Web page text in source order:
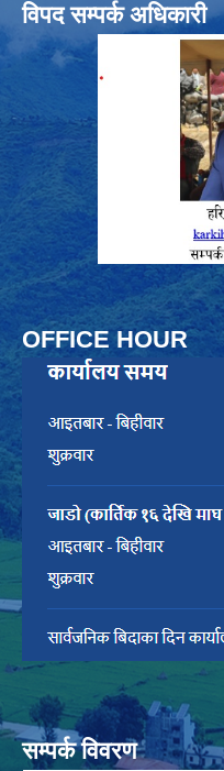
विपद सम्पर्क अधिकारी
OFFICE HOUR
सम्पर्क विवरण